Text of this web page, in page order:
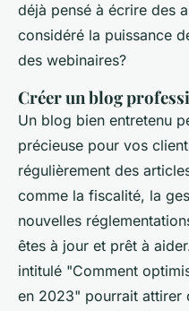
déjà pensé à écrire des
considéré la puissance
des webinaires?
Créer un blog
Un blog bien entretenu
précieuse pour vos
régulièrement des
comme la fiscalité, la
nouvelles
êtes à jour et prêt à
intitulé "Comment
en 2023" pourrait attirer